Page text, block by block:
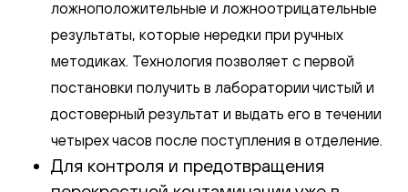
ложноположительные и ложноотрицательные
результаты, которые нередки при ручных
методиках. Технология позволяет с первой
постановки получить в лаборатории чистый и
достоверный результат и выдать его в течении
четырех часов после поступления в отделение.
Для контроля и предотвращения